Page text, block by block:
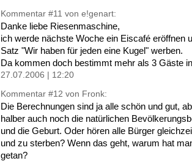
Kommentar #11 von e!genart:
Danke liebe Riesenmaschine,
ich werde nächste Woche ein Eiscafé eröffnen
Satz "Wir haben für jeden eine Kugel" werben.
Da kommen doch bestimmt mehr als 3 Gäste
27.07.2006 | 12:20
Kommentar #12 von Fronk:
Die Berechnungen sind ja alle schön und gut,
halber auch noch die natürlichen
und die Geburt. Oder hören alle Bürger
und zu sterben? Wenn das geht, warum hat
getan?